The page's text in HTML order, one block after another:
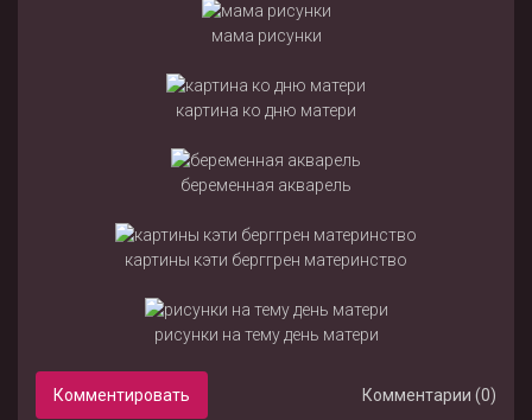
мама рисунки
картина ко дню матери
беременная акварель
картины кэти берггрен материнство
рисунки на тему день матери
Комментировать Комментарии (0)